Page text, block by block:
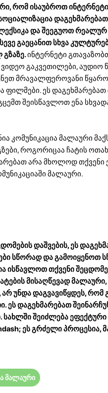
რომ ისაუბროთ
და შეეგუოთ
გაეცანით სხვა
ინტერნეტი
გაკვეთილები, აუდიო
მრავალფეროვანი
ფილმები. ეს დაგეხმარებათ
შეისწავლოთ ენა
კომუნიკაცია მალაური
როგორიცაა ჩატის
არა მხოლოდ თქვენი
მალაური.
დაშვების, ეს
სწორად და გამოიყენოთ
ისწავლოთ თქვენი
მისაღწევად
უნდა დაგვავიწყდეს, რომ
ეს დაგეხმარებათ
შეიძლება ეფექტური
ეს გრძელი პროცესია,
მალაური